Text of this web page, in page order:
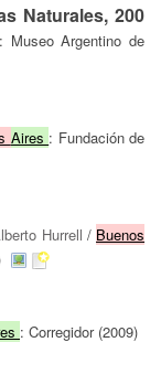
Naturales, 200
: Museo Argentino de
Aires : Fundación de
Hurrell / Buenos
: Corregidor (2009)